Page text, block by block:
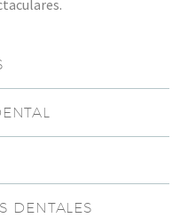
DENTALES